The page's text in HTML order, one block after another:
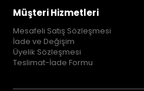
Müşteri Hizmetleri
Mesafeli Satış Sözleşmesi
İade ve Değişim
Üyelik Sözleşmesi
Teslimat-İade Formu